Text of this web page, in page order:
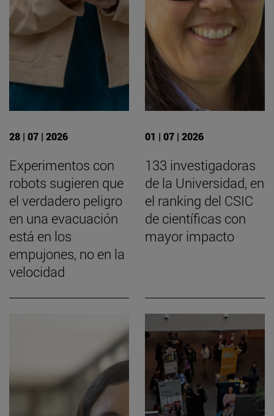
28 | 07 | 2026
Experimentos con
robots sugieren que
el verdadero peligro
en una evacuación
está en los
empujones, no en la
velocidad
01 | 07 | 2026
133 investigadoras
de la Universidad, en
el ranking del CSIC
de científicas con
mayor impacto